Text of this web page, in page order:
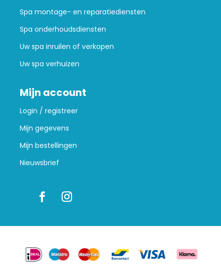
Spa montage- en reparatiediensten
Spa onderhoudsdiensten
Uw spa inruilen of verkopen
Uw spa verhuizen
Mijn account
Login / registreer
Mijn gegevens
Mijn bestellingen
Nieuwsbrief